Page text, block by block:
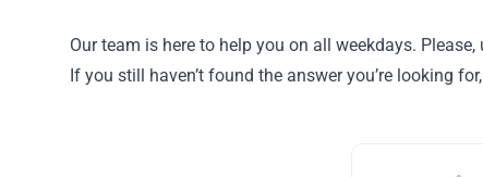
Our team is here to help you on all weekdays. Please,
If you still haven’t found the answer you’re looking